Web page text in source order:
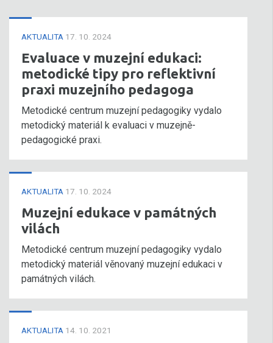
AKTUALITA 17. 10. 2024
Evaluace v muzejní edukaci:
metodické tipy pro reflektivní
praxi muzejního pedagoga
Metodické centrum muzejní pedagogiky vydalo
metodický materiál k evaluaci v muzejně-
pedagogické praxi.
AKTUALITA 17. 10. 2024
Muzejní edukace v památných
vilách
Metodické centrum muzejní pedagogiky vydalo
metodický materiál věnovaný muzejní edukaci v
památných vilách.
AKTUALITA 14. 10. 2021